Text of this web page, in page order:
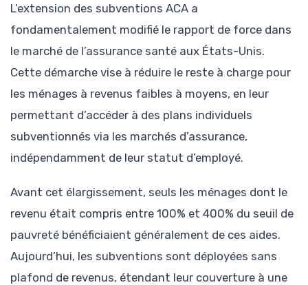
L’extension des subventions ACA a
fondamentalement modifié le rapport de force dans
le marché de l’assurance santé aux États-Unis.
Cette démarche vise à réduire le reste à charge pour
les ménages à revenus faibles à moyens, en leur
permettant d’accéder à des plans individuels
subventionnés via les marchés d’assurance,
indépendamment de leur statut d’employé.
Avant cet élargissement, seuls les ménages dont le
revenu était compris entre 100% et 400% du seuil de
pauvreté bénéficiaient généralement de ces aides.
Aujourd’hui, les subventions sont déployées sans
plafond de revenus, étendant leur couverture à une